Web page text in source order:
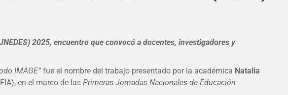
2025, encuentro que convocó a docentes, investigadores y
IMAGE” fue el nombre del trabajo presentado por la académica Natalia
en el marco de las Primeras Jornadas Nacionales de Educación